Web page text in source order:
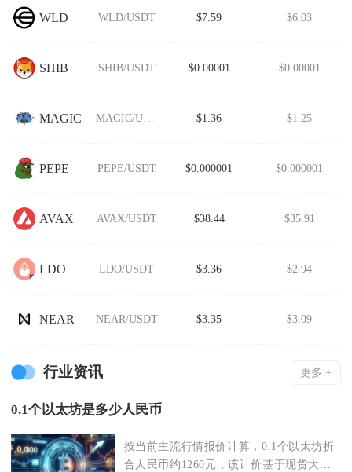
WLD WLD/USDT $7.59 $6.03
SHIB SHIB/USDT $0.00001 $0.00001
MAGIC MAGIC/USDT $1.36 $1.25
PEPE PEPE/USDT $0.000001 $0.000001
AVAX AVAX/USDT $38.44 $35.91
LDO LDO/USDT $3.36 $2.94
NEAR NEAR/USDT $3.35 $3.09
行业资讯 更多 +
0.1个以太坊是多少人民币
按当前主流行情报价计算，0.1个以太坊折
合人民币约1260元，该计价基于现货大盘